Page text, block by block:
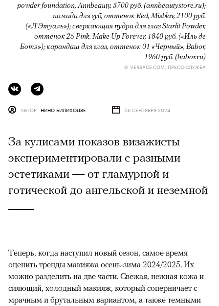
powder foundation, Annbeauty, 5700 руб. (annbeautystore.ru);
помада для губ, оттенок Red, Mishlav, 2100 руб.
(«Л'Этуаль»); сверкающая пудра для глаз Starlit Powder,
оттенок 25 Pink, Make Up Forever, 1840 руб. («Иль де
Ботэ»); карандаш для глаз, оттенок 01 «Черный», Babor,
1960 руб. (babor.ru)
© VERSACE.COM, ПРЕСС-СЛУЖБА
АВТОР НИНО БИЛИХОДЗЕ 06 СЕНТЯБРЯ 2024
За кулисами показов визажисты
экспериментировали с разными
эстетиками — от гламурной и
готической до ангельской и неземной
Теперь, когда наступил новый сезон, самое время
оценить тренды макияжа осень-зима 2024/2025. Их
можно разделить на две части. Свежая, нежная кожа и
сияющий, холодный макияж, который соперничает с
мрачным и брутальным вариантом, а также темными